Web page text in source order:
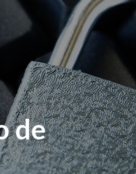
de